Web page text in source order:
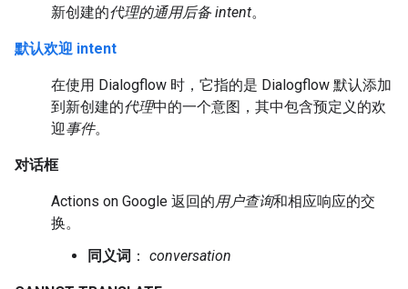
新创建的代理的通用后备 intent。
默认欢迎 intent
在使用 Dialogflow 时，它指的是 Dialogflow 默认添加
到新创建的代理中的一个意图，其中包含预定义的欢
迎事件。
对话框
Actions on Google 返回的用户查询和相应响应的交
换。
同义词 ： conversation